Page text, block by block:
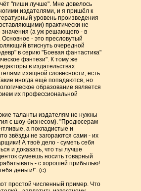
"пиши лучше". Мне довелось
издателями, и я пришёл к
уровень произведения
практически не
значения (а уж решающего - в
- это пресловутый
втиснуть очередной
в серию "Боевая фантастика"
фэнтези". К тому же
в издательствах
изящной словесности, есть
иногда ещё попадаются, но
образование является
их профессиональной
таланты издателям не нужны
с шоу-бизнесом). "Продюсерам
а покладистые и
звёзды не загораются сами - их
А твоё дело - суметь себя
и доказать, что ты лучше
сумеешь носить товарный
- с хорошей прибылью!
деньги!". (с)
простой численный пример. Что